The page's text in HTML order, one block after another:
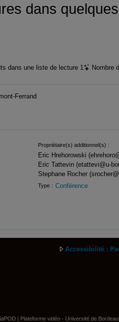
dans
dans une liste de lecture 1 Nombre
Ferrand
Propriétaire(s) additionnel(s) :
Eric Hrehorowski
Eric Tattevin (etattevi@u-
Stephane Rocher
Type : Conférence
Accessibilité :
| Plateforme vidéo - Université de